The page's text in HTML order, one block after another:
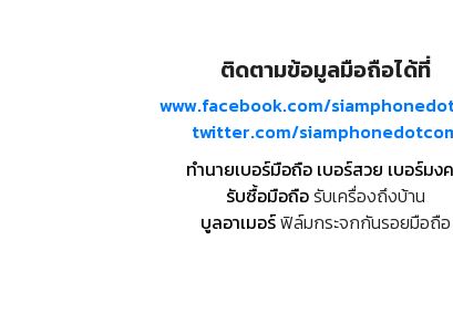
ติดตามข้อมูลมือถือได้ที่
www.facebook.com/
twitter.com/
ทำนายเบอร์มือถือ เบอร์สวย เบอร์มง
รับซื้อมือถือรับเครื่องถึงบ้าน
บูลอาเมอร์ฟิล์มกระจกกันรอยมือถือ